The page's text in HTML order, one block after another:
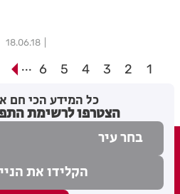
18.06.18
1
2
3
4
5
6
...
כל המידע הכי חם
הצטרפו לרשימת